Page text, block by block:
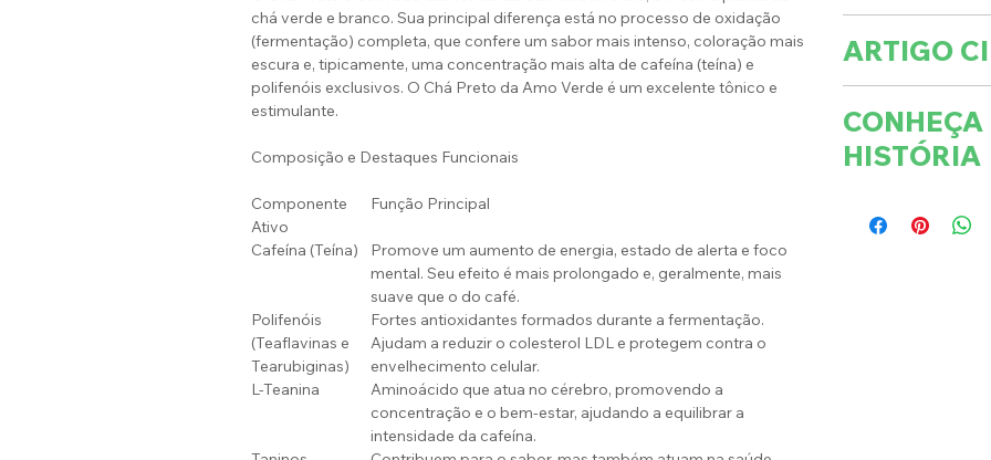
chá verde e branco. Sua principal diferença está no processo de oxidação
(fermentação) completa, que confere um sabor mais intenso, coloração mais
escura e, tipicamente, uma concentração mais alta de cafeína (teína) e
polifenóis exclusivos. O Chá Preto da Amo Verde é um excelente tônico e
estimulante.
Composição e Destaques Funcionais
Componente
Ativo
Função Principal
Cafeína (Teína)
Promove um aumento de energia, estado de alerta e foco
mental. Seu efeito é mais prolongado e, geralmente, mais
suave que o do café.
Polifenóis
(Teaflavinas e
Tearubiginas)
Fortes antioxidantes formados durante a fermentação.
Ajudam a reduzir o colesterol LDL e protegem contra o
envelhecimento celular.
L-Teanina
Aminoácido que atua no cérebro, promovendo a
concentração e o bem-estar, ajudando a equilibrar a
intensidade da cafeína.
de 5 a 10
coar o chá antes
NOME
Não contém
Após aberta a
para melhor
ARTIGO
CAMELIA
HISTÓRIA
em que toda